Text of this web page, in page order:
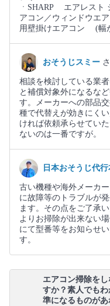
ㆍSHARP エアレスト
アコン／ウィンドウエ
用壁掛けエアコン (幅
おそうじスミー
相談を検討している業
と補償対象外になるな
す。メーカーへの部品
種で代替えが効きにく
ければ依頼承らせてい
ないのは一番ですが。
日本おそうじ代
古い機種や海外メーカ
に故障等のトラブルが
ます。その点をご了承
よりお掃除が出来ない
にて型番等をお知らせ
す。
エアコン掃除を
すか？素人でも
準になるものがあ